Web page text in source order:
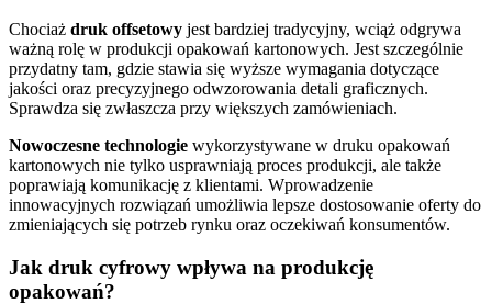
Chociaż druk offsetowy jest bardziej tradycyjny, wciąż odgrywa
ważną rolę w produkcji opakowań kartonowych. Jest szczególnie
przydatny tam, gdzie stawia się wyższe wymagania dotyczące
jakości oraz precyzyjnego odwzorowania detali graficznych.
Sprawdza się zwłaszcza przy większych zamówieniach.
Nowoczesne technologie wykorzystywane w druku opakowań
kartonowych nie tylko usprawniają proces produkcji, ale także
poprawiają komunikację z klientami. Wprowadzenie
innowacyjnych rozwiązań umożliwia lepsze dostosowanie oferty do
zmieniających się potrzeb rynku oraz oczekiwań konsumentów.
Jak druk cyfrowy wpływa na produkcję
opakowań?